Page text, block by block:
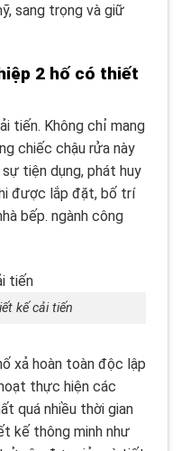
sang trọng và giữ
2 hố có thiết
tiến. Không chỉ mang
chiếc chậu rửa này
tiện dụng, phát huy
được lắp đặt, bố trí
bếp. ngành công
kế cải tiến
xả hoàn toàn độc lập
thực hiện các
quá nhiều thời gian
kế thông minh như